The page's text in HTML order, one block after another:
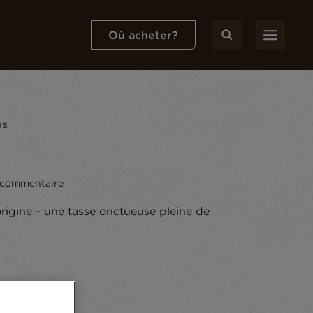
Où acheter?
- une tasse onctueuse pleine de